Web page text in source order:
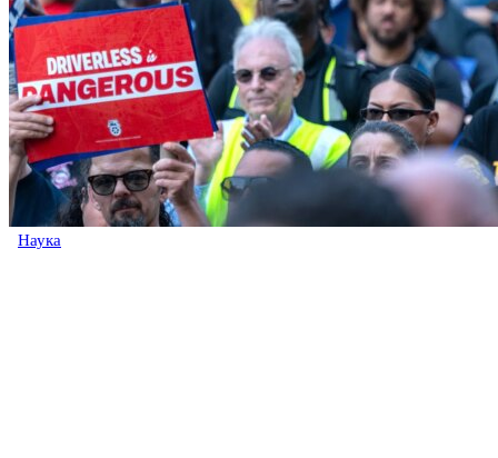
Наука